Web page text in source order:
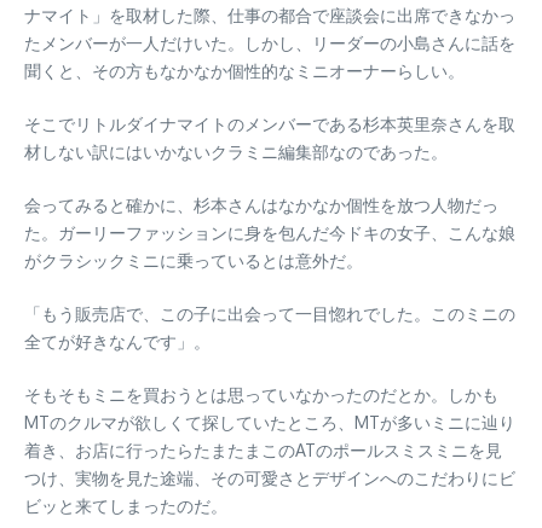
ナマイト」を取材した際、仕事の都合で座談会に出席できなかっ
たメンバーが一人だけいた。しかし、リーダーの小島さんに話を
聞くと、その方もなかなか個性的なミニオーナーらしい。
そこでリトルダイナマイトのメンバーである杉本英里奈さんを取
材しない訳にはいかないクラミニ編集部なのであった。
会ってみると確かに、杉本さんはなかなか個性を放つ人物だっ
た。ガーリーファッションに身を包んだ今ドキの女子、こんな娘
がクラシックミニに乗っているとは意外だ。
「もう販売店で、この子に出会って一目惚れでした。このミニの
全てが好きなんです」。
そもそもミニを買おうとは思っていなかったのだとか。しかも
MTのクルマが欲しくて探していたところ、MTが多いミニに辿り
着き、お店に行ったらたまたまこのATのポールスミスミニを見
つけ、実物を見た途端、その可愛さとデザインへのこだわりにビ
ビッと来てしまったのだ。